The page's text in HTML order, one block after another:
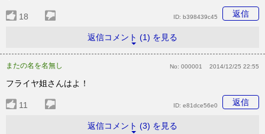
18 返信
ID: b398439c45
返信コメント (1) を見る
またの名を名無し No: 000001 2014/12/25 22:55
フライヤ姐さんはよ！
11 返信
ID: e81dce56e0
返信コメント (3) を見る